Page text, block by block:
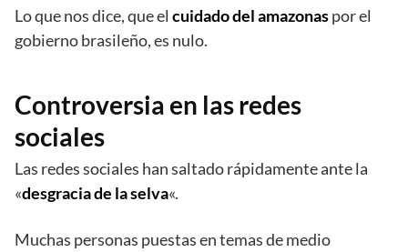
Lo que nos dice, que el cuidado del amazonaspor el
gobierno brasileño, es nulo.
Controversia en las redes
sociales
Las redes sociales han saltado rápidamente ante la
«desgracia de la selva«.
Muchas personas puestas en temas de medio